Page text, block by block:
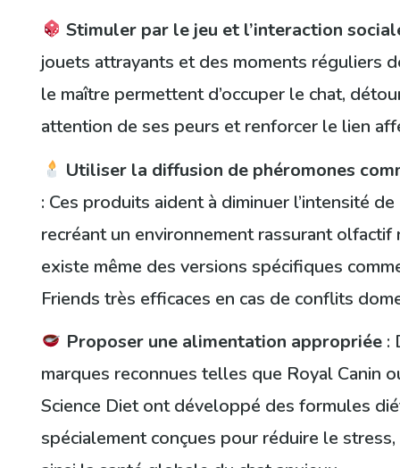
Stimuler par le jeu et l’interaction
jouets attrayants et des moments réguliers
le maître permettent d’occuper le chat,
attention de ses peurs et renforcer le lien
Utiliser la diffusion de phéromones
: Ces produits aident à diminuer l’intensité de
recréant un environnement rassurant olfactif
existe même des versions spécifiques
Friends très efficaces en cas de conflits
Proposer une alimentation appropriée :
marques reconnues telles que Royal Canin
Science Diet ont développé des formules
spécialement conçues pour réduire le